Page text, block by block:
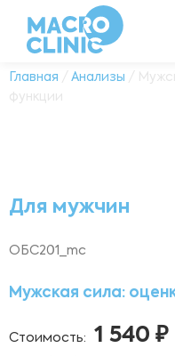
Главная / Анализы /
функции
Для мужчин
ОБС201_mc
Мужская сила:
Стоимость: 1 540 ₽